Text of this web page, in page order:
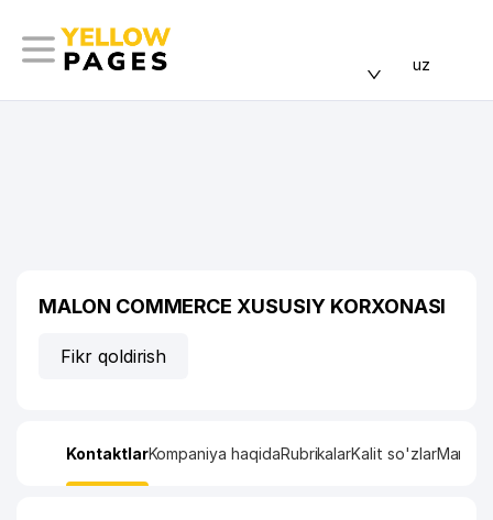
uz
MALON COMMERCE XUSUSIY KORXONASI
Fikr qoldirish
KontaktlarKompaniya haqidaRubrikalarKalit so'zlarManzil